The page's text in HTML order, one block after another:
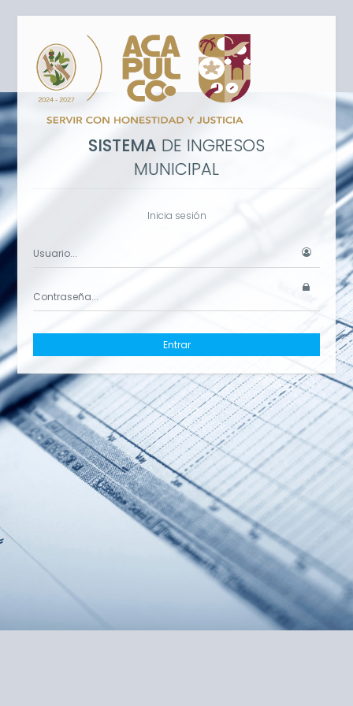
SISTEMA DE INGRESOS
MUNICIPAL
Inicia sesión
Entrar